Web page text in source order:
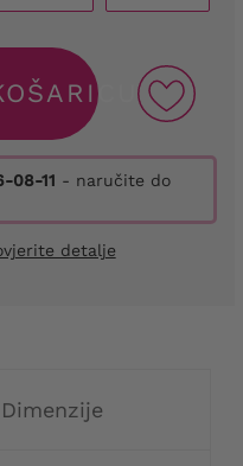
08-11 - naručite do
detalje
Dimenzije